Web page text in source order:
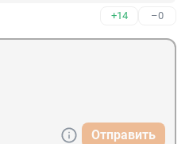
+14 –0
Отправить